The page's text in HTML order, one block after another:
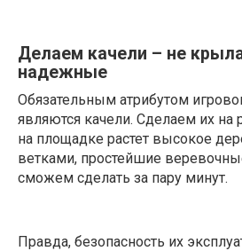
Делаем качели – не
надежные
Обязательным атрибутом
являются качели. Сделаем их на
на площадке растет высокое
ветками, простейшие
сможем сделать за пару минут.
Правда, безопасность их